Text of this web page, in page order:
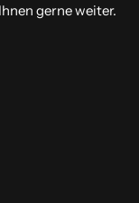
gerne weiter.